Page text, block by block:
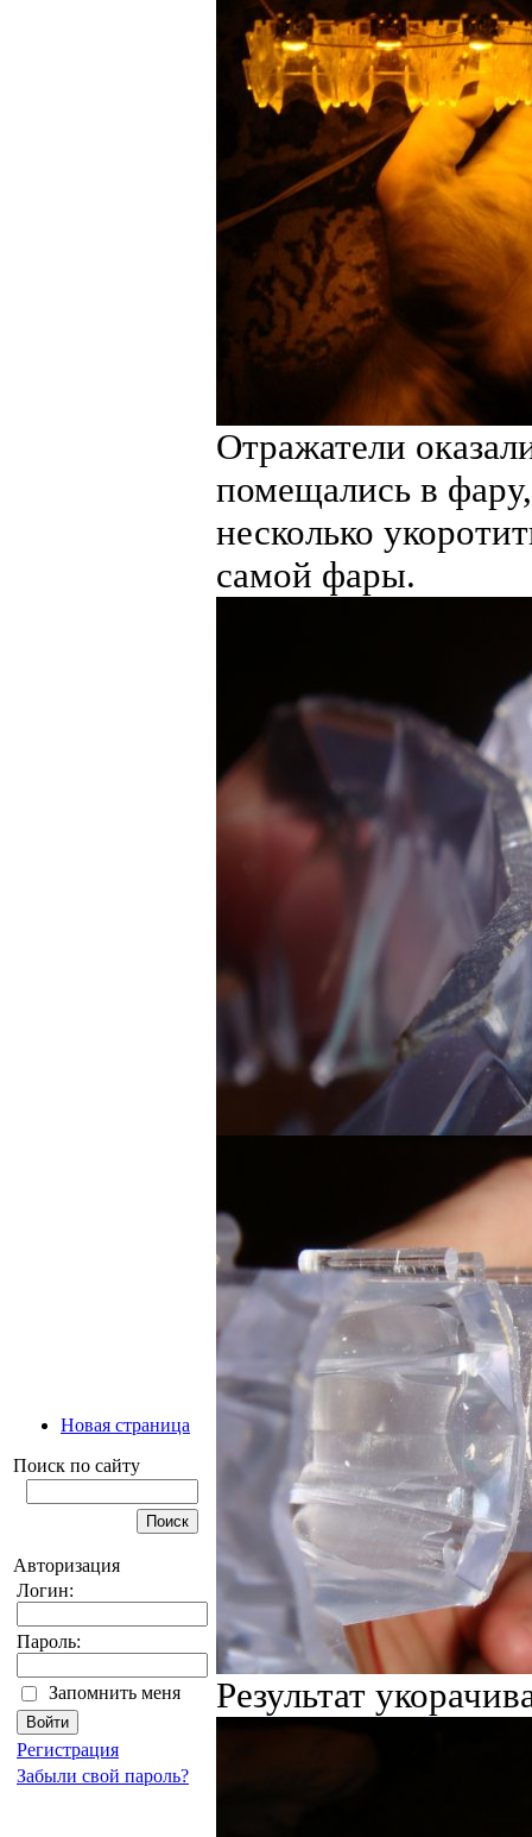
Новая страница
Поиск по сайту
Авторизация
Логин:
Пароль:
Запомнить меня
Регистрация
Забыли свой пароль?
Отражатели
помещались в
несколько
самой фары.
Результат